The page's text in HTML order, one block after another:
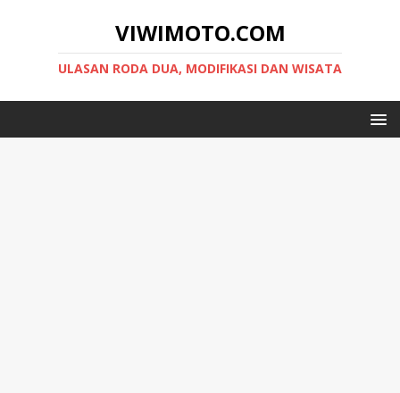
VIWIMOTO.COM
ULASAN RODA DUA, MODIFIKASI DAN WISATA